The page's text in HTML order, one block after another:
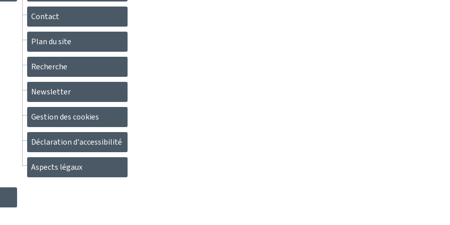
Contact
Plan du site
Recherche
Newsletter
Gestion des cookies
Déclaration d'accessibilité
Aspects légaux